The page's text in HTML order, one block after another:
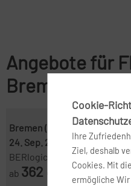
Angebote für
Bremen nach
Bremen ( BRE )-Thessaloniki
24. Sep. 2026
-27. Sep. 2026
BERlogic
ab 362
Cookie-
Ihre
Ziel, deshalb
Cookies. Mit
ermögliche